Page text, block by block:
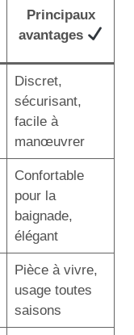
Principaux
avantages
Discret,
sécurisant,
facile à
manœuvrer
Confortable
pour la
baignade,
élégant
Pièce à vivre,
usage toutes
saisons